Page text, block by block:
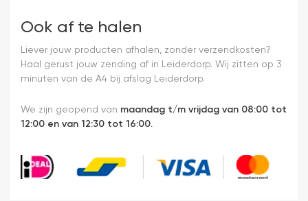
Ook af te halen
Liever jouw producten afhalen, zonder verzendkosten?
Haal gerust jouw zending af in Leiderdorp. Wij zitten op 3
minuten van de A4 bij afslag Leiderdorp.
We zijn geopend van maandag t/m vrijdag van 08:00 tot
12:00 en van 12:30 tot 16:00.